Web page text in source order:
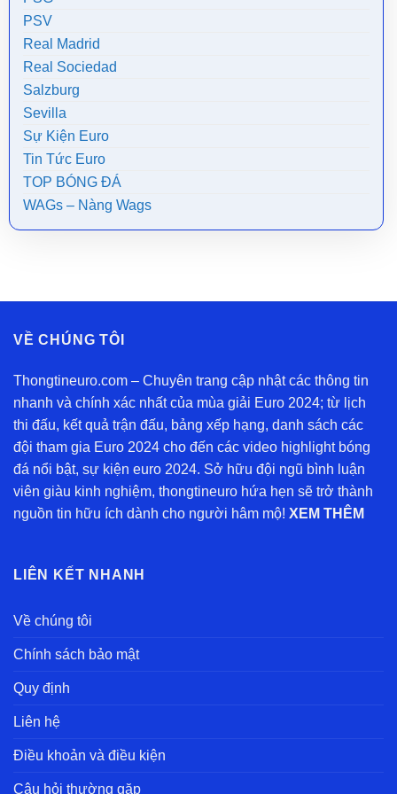
PSV
Real Madrid
Real Sociedad
Salzburg
Sevilla
Sự Kiện Euro
Tin Tức Euro
TOP BÓNG ĐÁ
WAGs – Nàng Wags
VỀ CHÚNG TÔI
Thongtineuro.com – Chuyên trang cập nhật các thông tin
nhanh và chính xác nhất của mùa giải Euro 2024; từ lịch
thi đấu, kết quả trận đấu, bảng xếp hạng, danh sách các
đội tham gia Euro 2024 cho đến các video highlight bóng
đá nổi bật, sự kiện euro 2024. Sở hữu đội ngũ bình luận
viên giàu kinh nghiệm, thongtineuro hứa hẹn sẽ trở thành
nguồn tin hữu ích dành cho người hâm mộ! XEM THÊM
LIÊN KẾT NHANH
Về chúng tôi
Chính sách bảo mật
Quy định
Liên hệ
Điều khoản và điều kiện
Câu hỏi thường gặp